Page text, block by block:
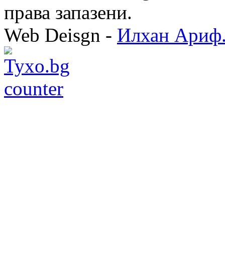
права запазени.
Web Deisgn - Илхан